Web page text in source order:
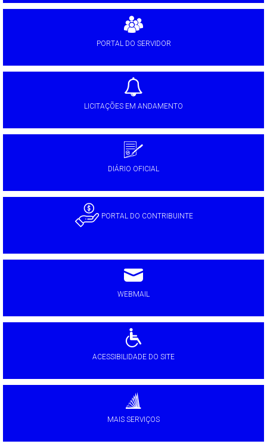
PORTAL DO SERVIDOR
LICITAÇÕES EM ANDAMENTO
DIÁRIO OFICIAL
PORTAL DO CONTRIBUINTE
WEBMAIL
ACESSIBILIDADE DO SITE
MAIS SERVIÇOS